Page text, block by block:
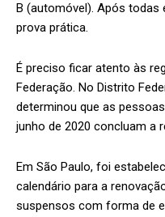
B (automóvel). Após
prova prática.
É preciso ficar atento às
Federação. No Distrito
determinou que as
junho de 2020 concluam a
Em São Paulo, foi
calendário para a
suspensos com forma de